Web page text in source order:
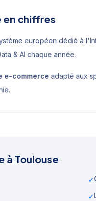
en chiffres
européen dédié à
& AI chaque année.
e-commerce adapté aux
.
à Toulouse
✓
✓